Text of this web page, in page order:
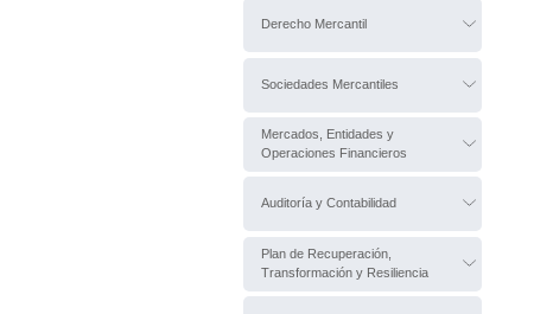
Derecho Mercantil
Sociedades Mercantiles
Mercados, Entidades y
Operaciones Financieros
Auditoría y Contabilidad
Plan de Recuperación,
Transformación y Resiliencia